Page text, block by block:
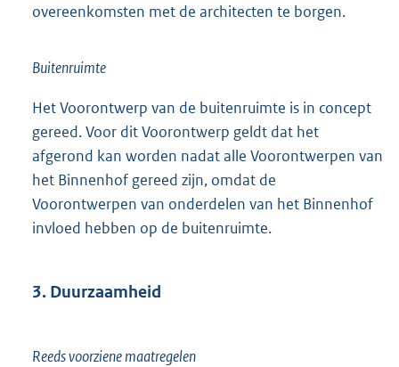
overeenkomsten met de architecten te borgen.
Buitenruimte
Het Voorontwerp van de buitenruimte is in concept
gereed. Voor dit Voorontwerp geldt dat het
afgerond kan worden nadat alle Voorontwerpen van
het Binnenhof gereed zijn, omdat de
Voorontwerpen van onderdelen van het Binnenhof
invloed hebben op de buitenruimte.
3. Duurzaamheid
Reeds voorziene maatregelen